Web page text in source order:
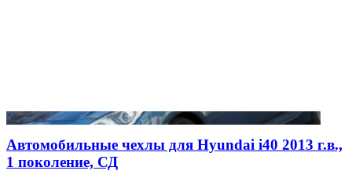
Автомобильные чехлы для Hyundai i40 2013 г.в.,
1 поколение, СД